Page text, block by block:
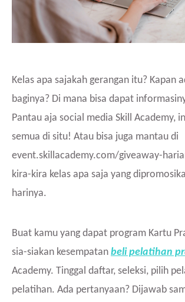
Kelas apa sajakah gerangan itu? Kapan
baginya? Di mana bisa dapat
Pantau aja social media Skill Academy,
semua di situ! Atau bisa juga mantau di
event.skillacademy.com/giveaway-
kira-kira kelas apa saja yang
harinya.
Buat kamu yang dapat program Kartu
sia-siakan kesempatan beli pelatihan
Academy. Tinggal daftar, seleksi, pilih
pelatihan. Ada pertanyaan? Dijawab